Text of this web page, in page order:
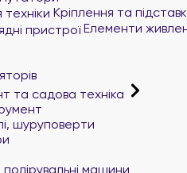
Кріплення та
Елементи
та садова техніка
шуруповерти
полірувальні машини